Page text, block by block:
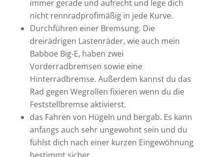
immer gerade und aufrecht und lege dich
nicht rennradprofimäßig in jede Kurve.
Durchführen einer Bremsung. Die
dreirädrigen Lastenräder, wie auch mein
Babboe Big-E, haben zwei
Vorderradbremsen sowie eine
Hinterradbremse. Außerdem kannst du das
Rad gegen Wegrollen fixieren wenn du die
Feststellbremse aktivierst.
das Fahren von Hügeln und bergab. Es kann
anfangs auch sehr ungewohnt sein und du
fühlst dich nach einer kurzen Eingewöhnung